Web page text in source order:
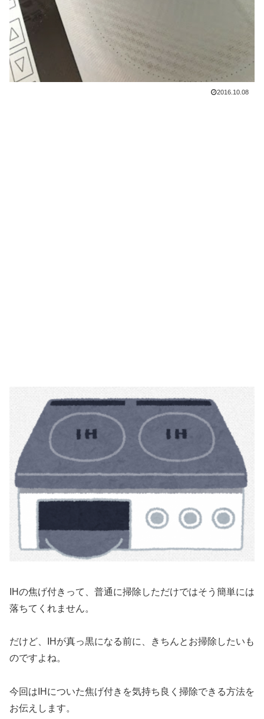
2016.10.08
IHの焦げ付きって、普通に掃除しただけではそう簡単には
落ちてくれません。
だけど、IHが真っ黒になる前に、きちんとお掃除したいも
のですよね。
今回は IHについた焦げ付きを気持ち良く掃除できる方法を
お伝えします。